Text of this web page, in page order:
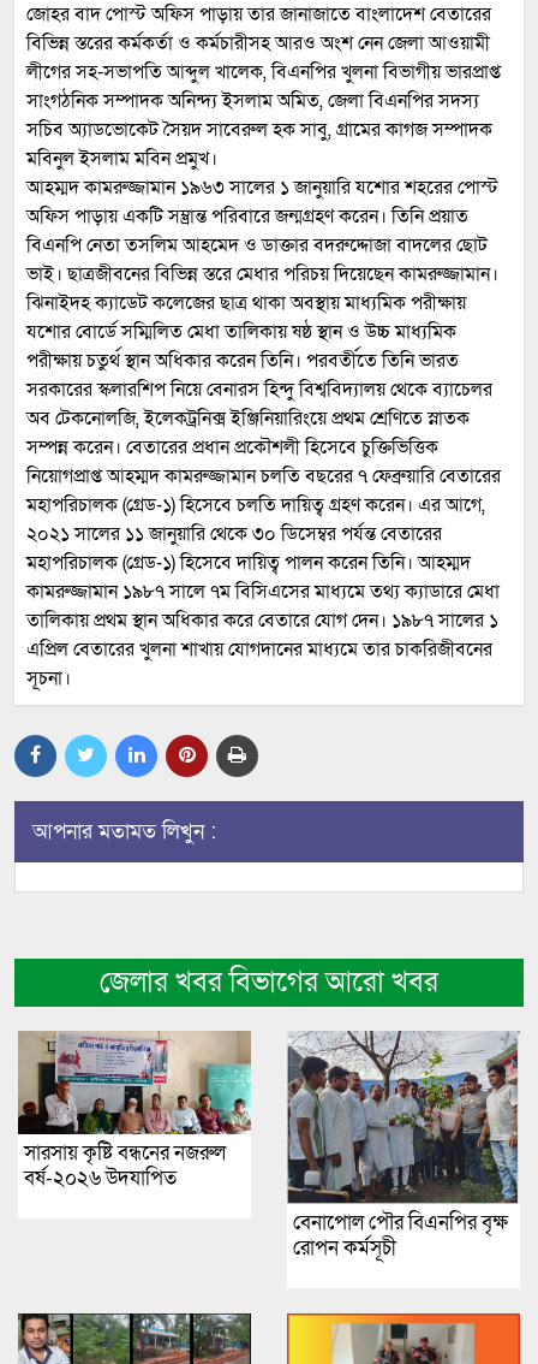
জোহর বাদ পোস্ট অফিস পাড়ায় তার জানাজাতে বাংলাদেশ বেতারের
বিভিন্ন স্তরের কর্মকর্তা ও কর্মচারীসহ আরও অংশ নেন জেলা আওয়ামী
লীগের সহ-সভাপতি আব্দুল খালেক, বিএনপির খুলনা বিভাগীয় ভারপ্রাপ্ত
সাংগঠনিক সম্পাদক অনিন্দ্য ইসলাম অমিত, জেলা বিএনপির সদস্য
সচিব অ্যাডভোকেট সৈয়দ সাবেরুল হক সাবু, গ্রামের কাগজ সম্পাদক
মবিনুল ইসলাম মবিন প্রমুখ।
আহম্মদ কামরুজ্জামান ১৯৬৩ সালের ১ জানুয়ারি যশোর শহরের পোস্ট
অফিস পাড়ায় একটি সম্ভ্রান্ত পরিবারে জন্মগ্রহণ করেন। তিনি প্রয়াত
বিএনপি নেতা তসলিম আহমেদ ও ডাক্তার বদরুদ্দোজা বাদলের ছোট
ভাই। ছাত্রজীবনের বিভিন্ন স্তরে মেধার পরিচয় দিয়েছেন কামরুজ্জামান।
ঝিনাইদহ ক্যাডেট কলেজের ছাত্র থাকা অবস্থায় মাধ্যমিক পরীক্ষায়
যশোর বোর্ডে সম্মিলিত মেধা তালিকায় ষষ্ঠ স্থান ও উচ্চ মাধ্যমিক
পরীক্ষায় চতুর্থ স্থান অধিকার করেন তিনি। পরবর্তীতে তিনি ভারত
সরকারের স্কলারশিপ নিয়ে বেনারস হিন্দু বিশ্ববিদ্যালয় থেকে ব্যাচেলর
অব টেকনোলজি, ইলেকট্রনিক্স ইঞ্জিনিয়ারিংয়ে প্রথম শ্রেণিতে স্নাতক
সম্পন্ন করেন। বেতারের প্রধান প্রকৌশলী হিসেবে চুক্তিভিত্তিক
নিয়োগপ্রাপ্ত আহম্মদ কামরুজ্জামান চলতি বছরের ৭ ফেব্রুয়ারি বেতারের
মহাপরিচালক (গ্রেড-১) হিসেবে চলতি দায়িত্ব গ্রহণ করেন। এর আগে,
২০২১ সালের ১১ জানুয়ারি থেকে ৩০ ডিসেম্বর পর্যন্ত বেতারের
মহাপরিচালক (গ্রেড-১) হিসেবে দায়িত্ব পালন করেন তিনি। আহম্মদ
কামরুজ্জামান ১৯৮৭ সালে ৭ম বিসিএসের মাধ্যমে তথ্য ক্যাডারে মেধা
তালিকায় প্রথম স্থান অধিকার করে বেতারে যোগ দেন। ১৯৮৭ সালের ১
এপ্রিল বেতারের খুলনা শাখায় যোগদানের মাধ্যমে তার চাকরিজীবনের
সূচনা।
আপনার মতামত লিখুন :
জেলার খবর বিভাগের আরো খবর
সারসায় কৃষ্টি বন্ধনের নজরুল
বর্ষ-২০২৬ উদযাপিত
বেনাপোল পৌর বিএনপির বৃক্ষ
রোপন কর্মসূচী